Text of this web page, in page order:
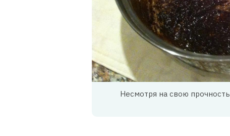
Несмотря на свою